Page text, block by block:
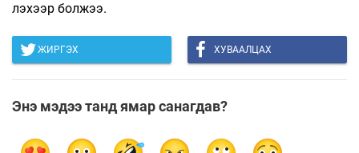
лэхээр болжээ.
ЖИРГЭХ ХУВААЛЦАХ
Энэ мэдээ танд ямар санагдав?